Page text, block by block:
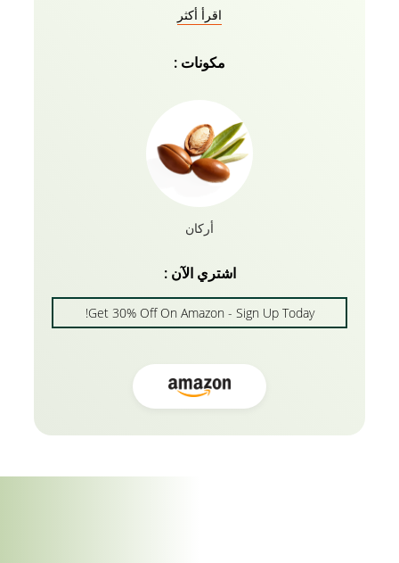
ونضرة ورطبة. استخدامه المنتظم يغذي ويحمي البشرة
من الظروف الجوية القاسية ويساعد على التئام الجروح
اقرأ أكثر
مكونات :
أركان
اشتري الآن :
Get 30% Off On Amazon - Sign Up Today!